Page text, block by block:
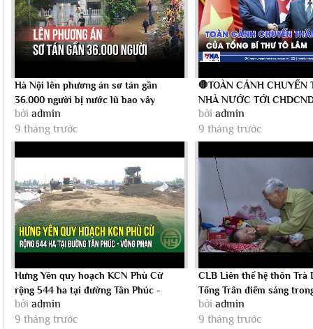
Hà Nội lên phương án sơ tán gần
36.000 người bị nước lũ bao vây
bởi admin
9 tháng trước
🛑TOÀN CẢNH CHUYẾN
NHÀ NƯỚC TỚI
TIÊN CỦA TỔNG BÍ THƯ...
bởi admin
9 tháng trước
Hưng Yên quy hoạch KCN Phù Cừ
rộng 544 ha tại đường Tân Phúc -
Võng Phan
bởi admin
9 tháng trước
CLB Liên thế hệ thôn Trà
Tống Trân điểm sáng
giúp...
bởi admin
9 tháng trước